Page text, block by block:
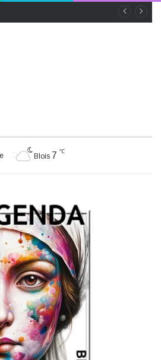
Blois 7 ℃